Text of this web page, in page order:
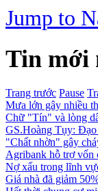
Jump to
Tin mới
Trang trước Pause
Mưa lớn gây nhiều
Chữ "Tín" và lòng
GS.Hoàng Tụy: Đạo
"Chất nhờn" gây
Agribank hỗ trợ vốn
Nợ xấu trong lĩnh
Giá nhà đã giảm